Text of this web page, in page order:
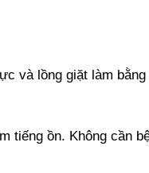
và lồng giặt làm bằng
tiếng ồn. Không cần